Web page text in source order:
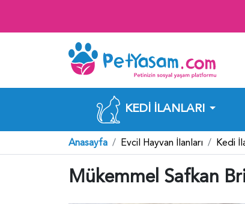
KEDI İLANLARI
Anasayfa Evcil Hayvan İlanları Kedi
Mükemmel Safkan